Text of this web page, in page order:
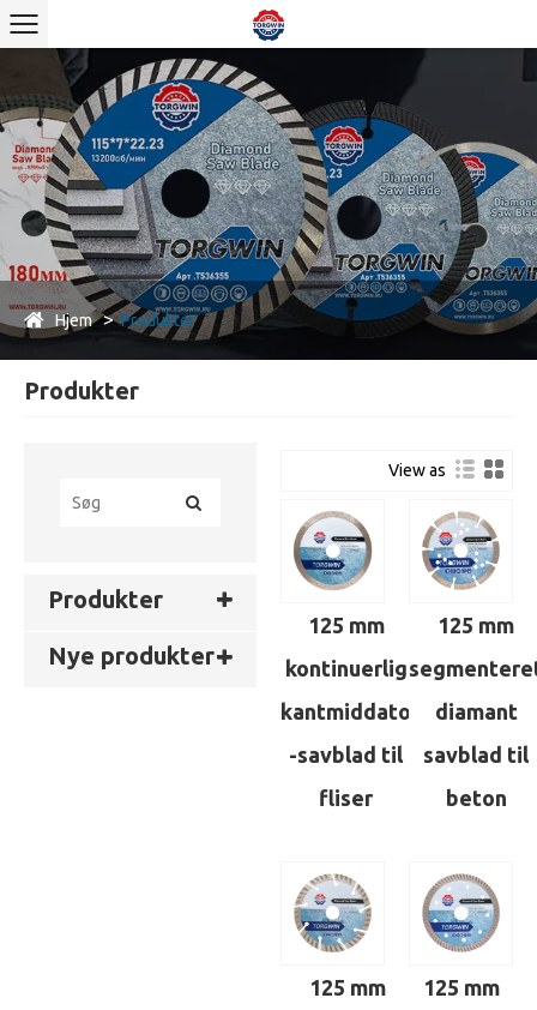
Hjem Produkter
Produkter
Produkter
Nye produkter
View as
125 mm
kontinuerlig
kantmiddato
-savblad til
fliser
125 mm
diamant
savblad til
beton
125 mm
125 mm